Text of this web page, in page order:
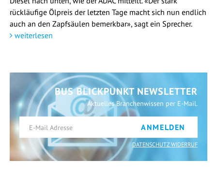
rückläufige Ölpreis der letzten Tage macht sich nun endlich
auch an den Zapfsäulen bemerkbar», sagt ein Sprecher.
weiterlesen
BUS BLICKPUNKT NEWSLETTER
Aktuelles Branchenwissen per E-Mail.
ANMELDEN
DATENSCHUTZ WIDERRUF